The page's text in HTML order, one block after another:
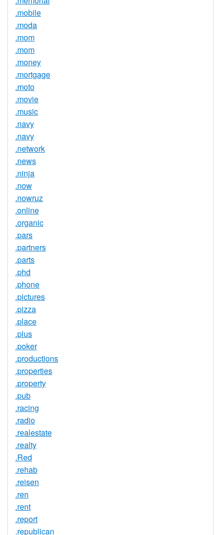
.mobile
.moda
.mom
.mom
.money
.mortgage
.moto
.movie
.music
.navy
.navy
.network
.news
.ninja
.now
.nowruz
.online
.organic
.pars
.partners
.parts
.phd
.phone
.pictures
.pizza
.place
.plus
.poker
.productions
.properties
.property
.pub
.racing
.radio
.realestate
.realty
.Red
.rehab
.reisen
.ren
.rent
.report
.republican